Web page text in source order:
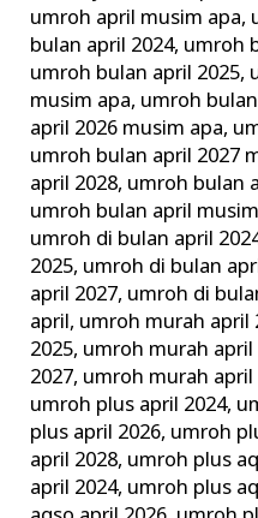
umroh april musim apa,
bulan april 2024, umroh
umroh bulan april 2025,
musim apa, umroh
april 2026 musim apa,
umroh bulan april 2027
april 2028, umroh bulan
umroh bulan april
umroh di bulan april
2025, umroh di bulan
april 2027, umroh di
april, umroh murah april
2025, umroh murah april
2027, umroh murah april
umroh plus april 2024,
plus april 2026, umroh
april 2028, umroh plus
april 2024, umroh plus